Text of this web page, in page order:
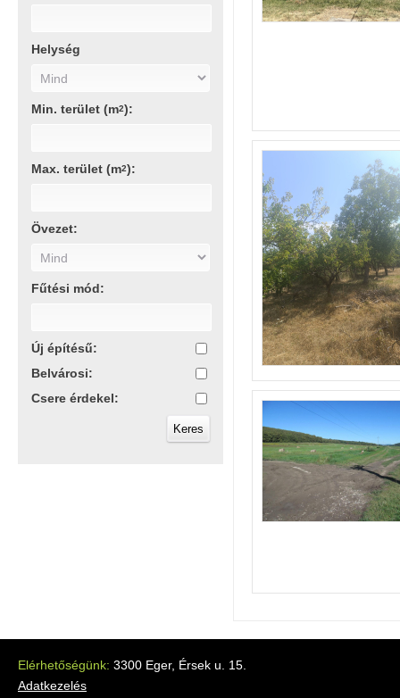
Helység
Min. terület (m2):
Max. terület (m2):
Övezet:
Fűtési mód:
Új építésű:
Belvárosi:
Csere érdekel:
Elérhetőségünk: 3300 Eger, Érsek u. 15.
Adatkezelés